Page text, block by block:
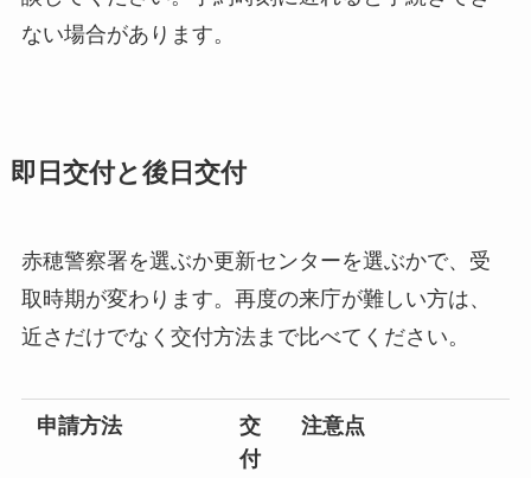
ない場合があります。
即日交付と後日交付
赤穂警察署を選ぶか更新センターを選ぶかで、受
取時期が変わります。再度の来庁が難しい方は、
近さだけでなく交付方法まで比べてください。
申請方法
交
付
注意点